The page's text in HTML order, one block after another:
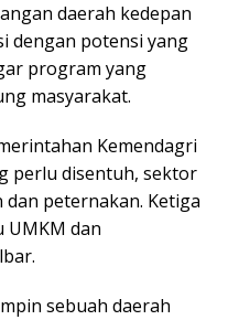
daerah kedepan
dengan potensi yang
program yang
masyarakat.
Kemendagri
perlu disentuh, sektor
peternakan. Ketiga
UMKM dan
sebuah daerah